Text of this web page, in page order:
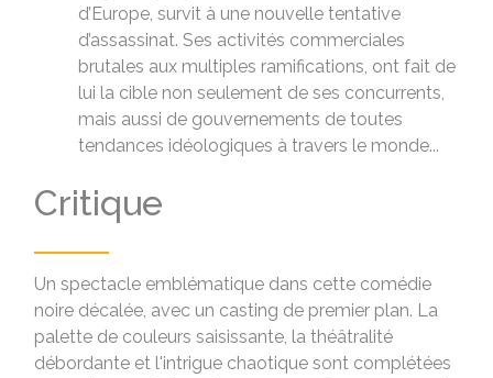
d’Europe, survit à une nouvelle tentative
d’assassinat. Ses activités commerciales
brutales aux multiples ramifications, ont fait de
lui la cible non seulement de ses concurrents,
mais aussi de gouvernements de toutes
tendances idéologiques à travers le monde...
Critique
Un spectacle emblématique dans cette comédie
noire décalée, avec un casting de premier plan. La
palette de couleurs saisissante, la théâtralité
débordante et l'intrigue chaotique sont complétées